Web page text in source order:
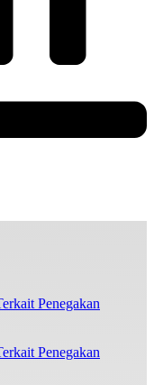
Penegakan